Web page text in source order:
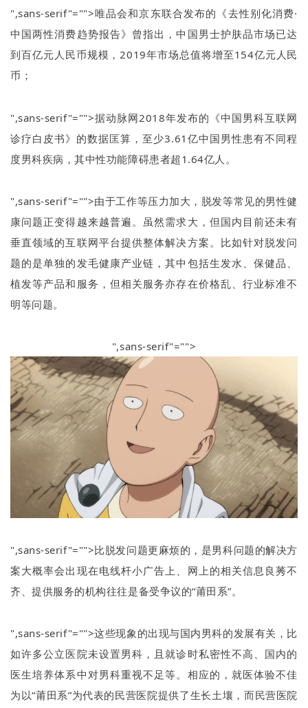
",sans-serif"="">唯品会和京东联合发布的《去性别化消费·
中国两性消费趋势报告》曾指出，中国男士护肤品市场已达
到百亿元人民币规模，2019年市场总值将增至154亿元人民
币；
",sans-serif"="">据动脉网2018年发布的《中国男科互联网
诊疗白皮书》的数据匡算，至少3.61 亿中国男性患有不同程
度男科疾病，其中性功能障碍患者超 1.64亿人。
",sans-serif"="">由于工作等压力加大，脱发等常见的男性健
康问题正变得越来越普遍。虽然需求大，但国内目前还未有
垂直领域的互联网平台提供整体解决方案。比如针对脱发问
题的是单独的发毛健康产业链，其中包括生发水、保健品、
植发等产品和服务，但相关服务亦存在价格乱、行业标准不
明等问题。
",sans-serif"="">
",sans-serif"="">比脱发问题更麻烦的，是男科问题的解决方
案大概率会出现在电线杆小广告上、网上的相关信息良莠不
齐、提供服务的机构往往是备受争议的“莆田系”。
",sans-serif"="">这些现象的出现与国内男科的发展有关，比
如许多公立医院未设置男科，且就诊时私密性不高、国内的
医生培养体系中对男科重视不足等。相应的，就医体验不佳
为以“莆田系”为代表的民营医院提供了生长土壤，而民营医院